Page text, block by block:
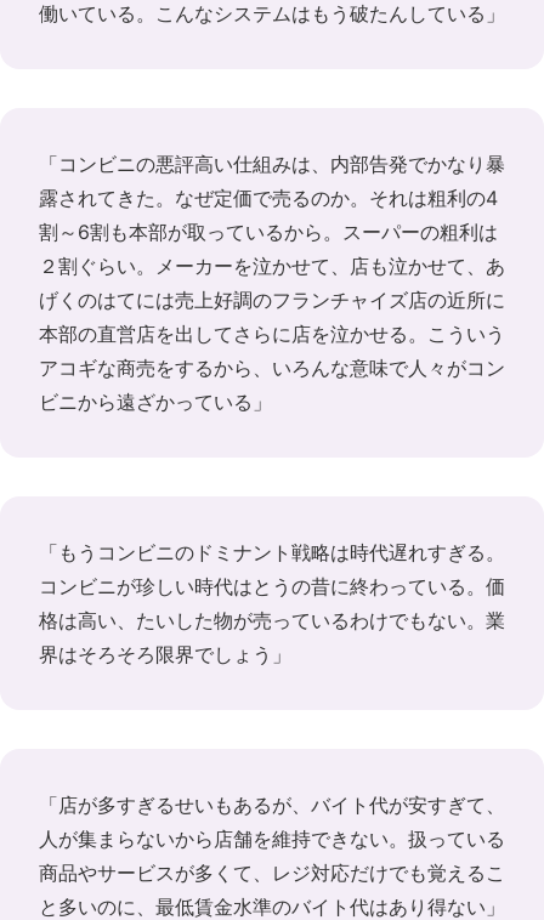
働いている。こんなシステムはもう破たんしている」
「コンビニの悪評高い仕組みは、内部告発でかなり暴
露されてきた。なぜ定価で売るのか。それは粗利の4
割～6割も本部が取っているから。スーパーの粗利は
２割ぐらい。メーカーを泣かせて、店も泣かせて、あ
げくのはてには売上好調のフランチャイズ店の近所に
本部の直営店を出してさらに店を泣かせる。こういう
アコギな商売をするから、いろんな意味で人々がコン
ビニから遠ざかっている」
「もうコンビニのドミナント戦略は時代遅れすぎる。
コンビニが珍しい時代はとうの昔に終わっている。価
格は高い、たいした物が売っているわけでもない。業
界はそろそろ限界でしょう」
「店が多すぎるせいもあるが、バイト代が安すぎて、
人が集まらないから店舗を維持できない。扱っている
商品やサービスが多くて、レジ対応だけでも覚えるこ
と多いのに、最低賃金水準のバイト代はあり得ない」